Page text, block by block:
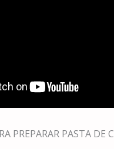
PREPARAR PASTA DE